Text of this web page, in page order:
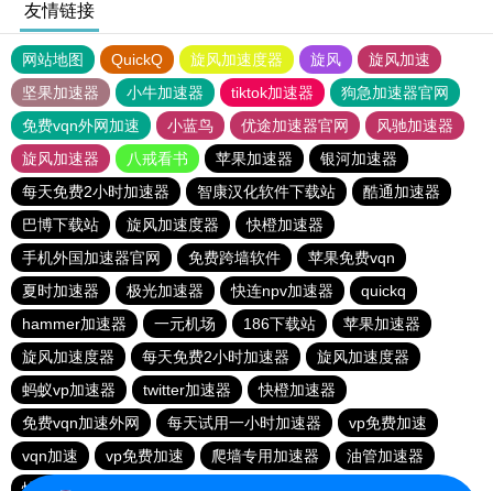
友情链接
网站地图 QuickQ 旋风加速度器 旋风
旋风加速
坚果加速器
小牛加速器 tiktok加速器
狗急加速器官网
免费vqn外网加速
小蓝鸟 优途加速器官网
风驰加速器
旋风加速器
八戒看书 苹果加速器
银河加速器
每天免费2小时加速器
智康汉化软件下载站
酷通加速器
巴博下载站
旋风加速度器
快橙加速器
手机外国加速器官网
免费跨墙软件
苹果免费vqn
夏时加速器
极光加速器 快连npv加速器
quickq
hammer加速器
一元机场 186下载站
苹果加速器
旋风加速度器
每天免费2小时加速器
旋风加速度器
蚂蚁vp加速器
twitter加速器
快橙加速器
免费vqn加速外网
每天试用一小时加速器
vp免费加速
vqn加速
vp免费加速 爬墙专用加速器
油管加速器